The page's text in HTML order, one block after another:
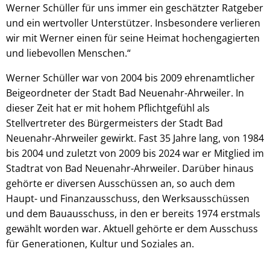
Werner Schüller für uns immer ein geschätzter Ratgeber
und ein wertvoller Unterstützer. Insbesondere verlieren
wir mit Werner einen für seine Heimat hochengagierten
und liebevollen Menschen.“
Werner Schüller war von 2004 bis 2009 ehrenamtlicher
Beigeordneter der Stadt Bad Neuenahr-Ahrweiler. In
dieser Zeit hat er mit hohem Pflichtgefühl als
Stellvertreter des Bürgermeisters der Stadt Bad
Neuenahr-Ahrweiler gewirkt. Fast 35 Jahre lang, von 1984
bis 2004 und zuletzt von 2009 bis 2024 war er Mitglied im
Stadtrat von Bad Neuenahr-Ahrweiler. Darüber hinaus
gehörte er diversen Ausschüssen an, so auch dem
Haupt- und Finanzausschuss, den Werksausschüssen
und dem Bauausschuss, in den er bereits 1974 erstmals
gewählt worden war. Aktuell gehörte er dem Ausschuss
für Generationen, Kultur und Soziales an.